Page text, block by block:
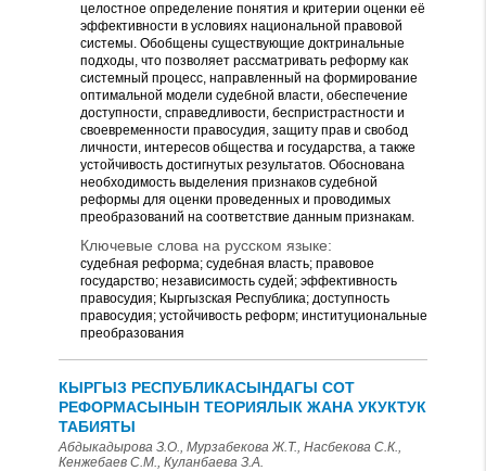
целостное определение понятия и критерии оценки её
эффективности в условиях национальной правовой
системы. Обобщены существующие доктринальные
подходы, что позволяет рассматривать реформу как
системный процесс, направленный на формирование
оптимальной модели судебной власти, обеспечение
доступности, справедливости, беспристрастности и
своевременности правосудия, защиту прав и свобод
личности, интересов общества и государства, а также
устойчивость достигнутых результатов. Обоснована
необходимость выделения признаков судебной
реформы для оценки проведенных и проводимых
преобразований на соответствие данным признакам.
Ключевые слова на русском языке:
судебная реформа; судебная власть; правовое
государство; независимость судей; эффективность
правосудия; Кыргызская Республика; доступность
правосудия; устойчивость реформ; институциональные
преобразования
КЫРГЫЗ РЕСПУБЛИКАСЫНДАГЫ СОТ
РЕФОРМАСЫНЫН ТЕОРИЯЛЫК ЖАНА УКУКТУК
ТАБИЯТЫ
Абдыкадырова З.О., Мурзабекова Ж.Т., Насбекова С.К.,
Кенжебаев С.М., Куланбаева З.А.